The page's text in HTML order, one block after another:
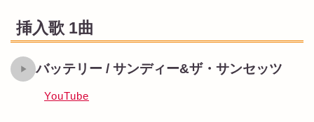
挿入歌 1曲
バッテリー / サンディー&ザ・サンセッツ
YouTube